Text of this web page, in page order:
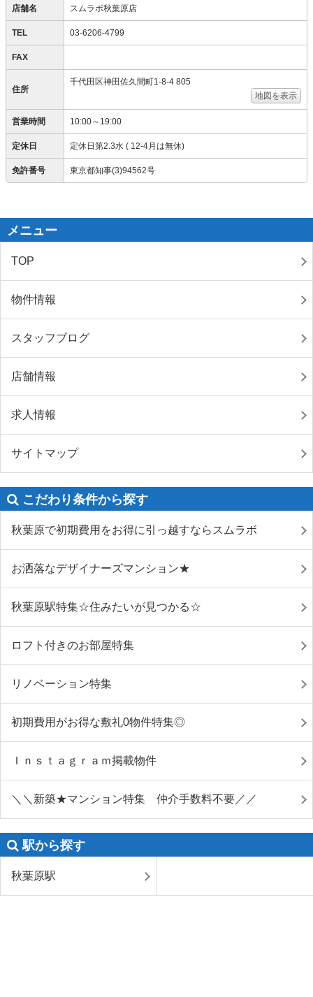
店舗名 スムラボ秋葉原店
TEL 03-6206-4799
FAX
住所
千代田区神田佐久間町1-8-4 805
地図を表示
営業時間 10:00～19:00
定休日 定休日第2.3水 ( 12-4月は無休)
免許番号 東京都知事(3)94562号
メニュー
TOP
物件情報
スタッフブログ
店舗情報
求人情報
サイトマップ
こだわり条件から探す
秋葉原で初期費用をお得に引っ越すならスムラボ
お洒落なデザイナーズマンション★
秋葉原駅特集☆住みたいが見つかる☆
ロフト付きのお部屋特集
リノベーション特集
初期費用がお得な敷礼0物件特集◎
Ｉｎｓｔａｇｒａｍ掲載物件
＼＼新築★マンション特集 仲介手数料不要／／
駅から探す
秋葉原駅